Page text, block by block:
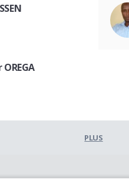
PLUS